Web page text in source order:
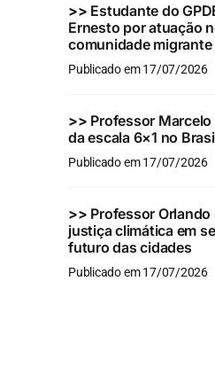
>> Estudante do
Ernesto por atuação
comunidade migrante
Publicado em 17/07/2026
>> Professor
da escala 6×1 no
Publicado em 17/07/2026
>> Professor
justiça climática em
futuro das cidades
Publicado em 17/07/2026